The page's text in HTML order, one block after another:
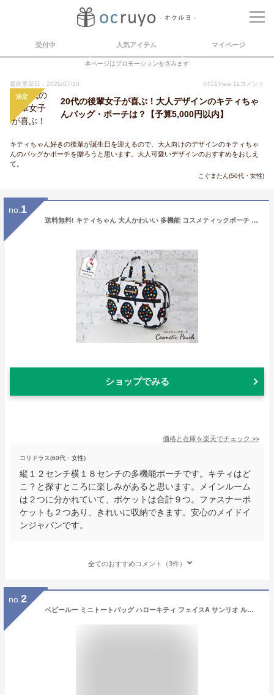
受付中 人気アイテム マイページ
本ページはプロモーションを含みます
最終更新日：2026/07/10 4451View 11 コメント
決定
20代の後輩女子が喜ぶ！大人デザインのキティちゃ
んバッグ・ポーチは？【予算5,000円以内】
キティちゃん好きの後輩が誕生日を迎えるので、大人向けのデザインのキティちゃ
んのバッグかポーチを贈ろうと思います。大人可愛いデザインのおすすめをおしえ
て。
こぐまたん(50代・女性)
no. 1
送料無料! キティちゃん 大人かわいい 多機能 コスメティックポーチ プレゼントに最適 高収納 バッグインバッグ コスメポーチ marie more 日本製 かくれんぼキティ サンリオ さわやか 涼しい 【あす楽対応】 限定柄 たくさん入る 【レビューご記入でポーチなどプレゼント】
ショップでみる
価格と在庫を楽天でチェック >>
コリドラス(60代・女性)
縦１２センチ横１８センチの多機能ポーチです。キティはど
こ？と探すところに楽しみがあると思います。メインルーム
は２つに分かれていて、ポケットは合計９つ。ファスナーポ
ケットも２つあり、きれいに収納できます。安心のメイドイ
ンジャパンです。
全てのおすすめコメント（3件）
no. 2
ベビールー ミニトートバッグ ハローキティ フェイスA サンリオ ルートート 手提げかばん